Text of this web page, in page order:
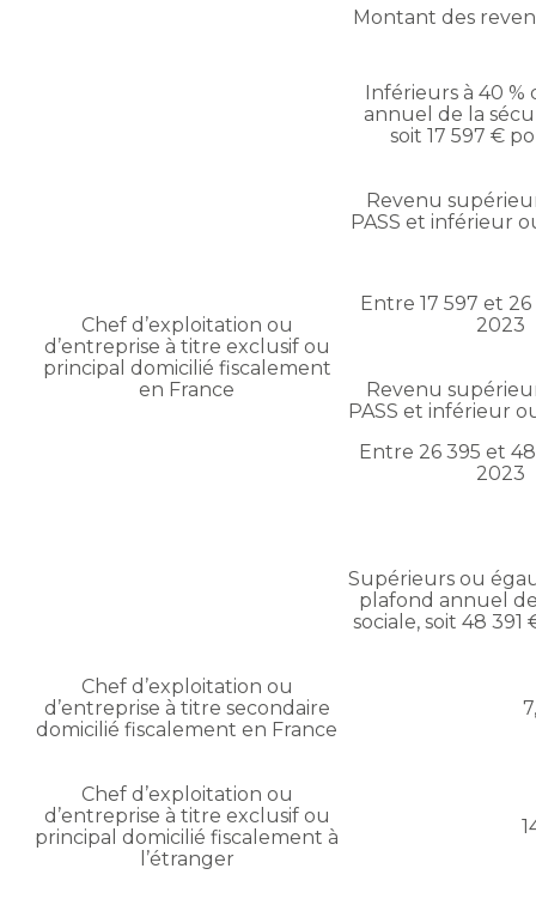
Montant des
Chef d’exploitation ou
d’entreprise à titre exclusif ou
principal domicilié fiscalement
en France
Inférieurs à 40
annuel de la
soit 17 597 €
Revenu
PASS et inférieur
Entre 17 597 et
2023
Revenu
PASS et inférieur
Entre 26 395 et
2023
Supérieurs ou
plafond annuel
sociale, soit 48
Chef d’exploitation ou
d’entreprise à titre secondaire
domicilié fiscalement en France
Chef d’exploitation ou
d’entreprise à titre exclusif ou
principal domicilié fiscalement à
l’étranger